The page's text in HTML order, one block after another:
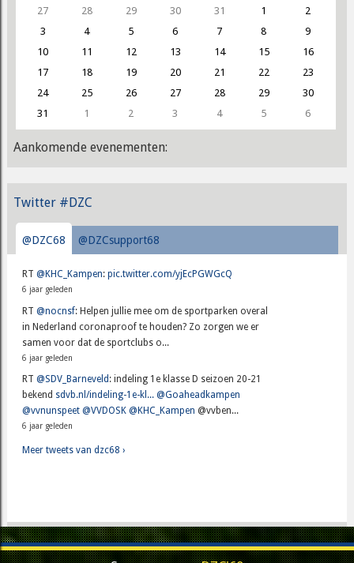
27 28 29 30 31 1
2
3
4 5 6 7 8
9
10
11 12 13 14 15
16
17
18 19 20 21 22
23
24
25 26 27 28 29
30
31
1 2 3 4 5 6
Aankomende evenementen:
Twitter #DZC
@DZC68 @DZCsupport68
RT@KHC_Kampen:pic.twitter.com/yjEcPGWGcQ
6 jaar geleden
RT@nocnsf: Helpen jullie mee om de sportparken overal
in Nederland coronaproof te houden? Zo zorgen we er
samen voor dat de sportclubs o...
6 jaar geleden
RT@SDV_Barneveld : indeling 1e klasse D seizoen 20-21
bekend sdvb.nl/indeling-1e-kl... @Goaheadkampen
@vvnunspeet @VVDOSK @KHC_Kampen @vvben...
6 jaar geleden
Meer tweets van dzc68 ›